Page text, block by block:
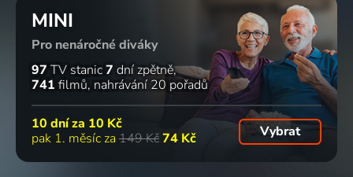
MINI
Pro nenáročné diváky
97 TV stanic7 dní zpětně
741 filmů nahrávání 20 pořadů
10 dní za 10 Kč
pak 1. měsíc za 149 Kč74 Kč Vybrat